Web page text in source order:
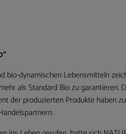
bio-dynamischen Lebensmitteln
als Standard Bio zu
der produzierten Produkte haben